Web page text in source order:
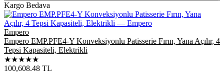
Kargo Bedava
Empero
Empero EMP.PFE4-Y Konveksiyonlu Patisserie Fırın, Yana Açılır, 4
Tepsi Kapasiteli, Elektrikli
★★★★★
100,608.48 TL